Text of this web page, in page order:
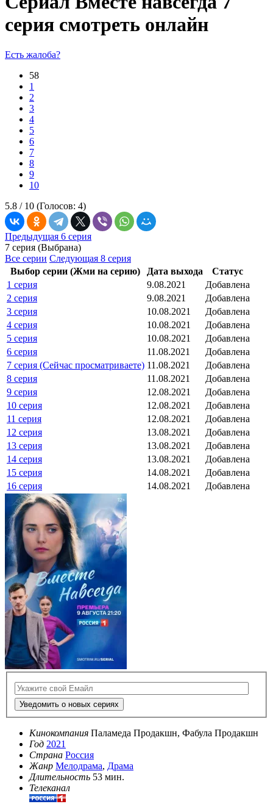
серия смотреть онлайн
Есть жалоба?
58
1
2
3
4
5
6
7
8
9
10
5.8 / 10 (Голосов: 4)
Предыдущая 6 серия
7 серия (Выбрана)
Все серии Следующая 8 серия
Выбор серии (Жми на серию)
Дата выхода
Статус
1 серия
9.08.2021
Добавлена
2 серия
9.08.2021
Добавлена
3 серия
10.08.2021
Добавлена
4 серия
10.08.2021
Добавлена
5 серия
10.08.2021
Добавлена
6 серия
11.08.2021
Добавлена
7 серия (Сейчас просматриваете) 11.08.2021
Добавлена
8 серия
11.08.2021
Добавлена
9 серия
12.08.2021
Добавлена
10 серия
12.08.2021
Добавлена
11 серия
12.08.2021
Добавлена
12 серия
13.08.2021
Добавлена
13 серия
13.08.2021
Добавлена
14 серия
13.08.2021
Добавлена
15 серия
14.08.2021
Добавлена
16 серия
14.08.2021 Добавлена
Уведомить о новых сериях
Кинокомпания Паламеда Продакшн, Фабула Продакшн
Год 2021
Страна Россия
Жанр Мелодрама, Драма
Длительность 53 мин.
Телеканал